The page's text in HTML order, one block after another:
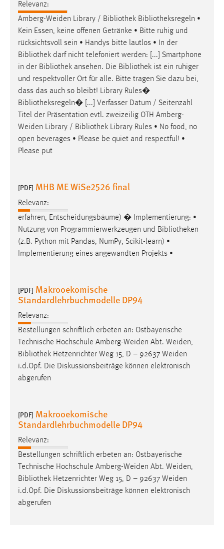
Relevanz:
Amberg-Weiden Library / Bibliothek Bibliotheksregeln •
Kein Essen, keine offenen Getränke • Bitte ruhig und
rücksichtsvoll sein • Handys bitte lautlos • In der
Bibliothek darf nicht telefoniert werden: [...] Smartphone
in der Bibliothek ansehen. Die Bibliothek ist ein ruhiger
und respektvoller Ort für alle. Bitte tragen Sie dazu bei,
dass das auch so bleibt! Library Rules�
Bibliotheksregeln� [...] Verfasser Datum / Seitenzahl
Titel der Präsentation evtl. zweizeilig OTH Amberg-
Weiden Library / Bibliothek Library Rules • No food, no
open beverages • Please be quiet and respectful! •
Please put
[PDF] MHB ME WiSe2526 final
Relevanz:
erfahren, Entscheidungsbäume) � Implementierung: •
Nutzung von Programmierwerkzeugen und Bibliotheken
(z.B. Python mit Pandas, NumPy, Scikit-learn) •
Implementierung eines angewandten Projekts •
[PDF] Makrooekomische
Standardlehrbuchmodelle DP94
Relevanz:
Bestellungen schriftlich erbeten an: Ostbayerische
Technische Hochschule Amberg-Weiden Abt. Weiden,
Bibliothek Hetzenrichter Weg 15, D – 92637 Weiden
i.d.Opf. Die Diskussionsbeiträge können elektronisch
abgerufen
[PDF] Makrooekomische
Standardlehrbuchmodelle DP94
Relevanz:
Bestellungen schriftlich erbeten an: Ostbayerische
Technische Hochschule Amberg-Weiden Abt. Weiden,
Bibliothek Hetzenrichter Weg 15, D – 92637 Weiden
i.d.Opf. Die Diskussionsbeiträge können elektronisch
abgerufen